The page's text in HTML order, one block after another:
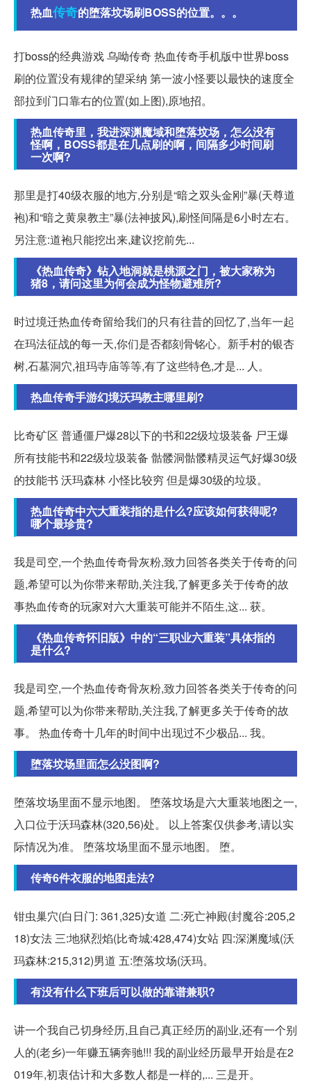
热血传奇的堕落坟场刷BOSS的位置。。。
打boss的经典游戏 乌呦传奇 热血传奇手机版中世界boss
刷的位置没有规律的望采纳 第一波小怪要以最快的速度全
部拉到门口靠右的位置(如上图),原地招。
热血传奇里，我进深渊魔域和堕落坟场，怎么没有
怪啊，BOSS都是在几点刷的啊，间隔多少时间刷
一次啊?
那里是打40级衣服的地方,分别是“暗之双头金刚”暴(天尊道
袍)和“暗之黄泉教主”暴(法神披风),刷怪间隔是6小时左右。
另注意:道袍只能挖出来,建议挖前先...
《热血传奇》钻入地洞就是桃源之门，被大家称为
猪8，请问这里为何会成为怪物避难所?
时过境迁热血传奇留给我们的只有往昔的回忆了,当年一起
在玛法征战的每一天,你们是否都刻骨铭心。新手村的银杏
树,石墓洞穴,祖玛寺庙等等,有了这些特色,才是... 人。
热血传奇手游幻境沃玛教主哪里刷?
比奇矿区 普通僵尸爆28以下的书和22级垃圾装备 尸王爆
所有技能书和22级垃圾装备 骷髅洞骷髅精灵运气好爆30级
的技能书 沃玛森林 小怪比较穷 但是爆30级的垃圾。
热血传奇中六大重装指的是什么?应该如何获得呢?
哪个最珍贵?
我是司空,一个热血传奇骨灰粉,致力回答各类关于传奇的问
题,希望可以为你带来帮助,关注我,了解更多关于传奇的故
事热血传奇的玩家对六大重装可能并不陌生,这... 获。
《热血传奇怀旧版》中的“三职业六重装”具体指的
是什么?
我是司空,一个热血传奇骨灰粉,致力回答各类关于传奇的问
题,希望可以为你带来帮助,关注我,了解更多关于传奇的故
事。 热血传奇十几年的时间中出现过不少极品... 我。
堕落坟场里面怎么没图啊?
堕落坟场里面不显示地图。 堕落坟场是六大重装地图之一,
入口位于沃玛森林(320,56)处。 以上答案仅供参考,请以实
际情况为准。 堕落坟场里面不显示地图。 堕。
传奇6件衣服的地图走法?
钳虫巢穴(白日门: 361,325)女道 二:死亡神殿(封魔谷:205,2
18)女法 三:地狱烈焰(比奇城:428,474)女站 四:深渊魔域(沃
玛森林:215,312)男道 五:堕落坟场(沃玛。
有没有什么下班后可以做的靠谱兼职?
讲一个我自己切身经历,且自己真正经历的副业,还有一个别
人的(老乡)一年赚五辆奔驰!!! 我的副业经历最早开始是在2
019年,初衷估计和大多数人都是一样的,... 三是开。